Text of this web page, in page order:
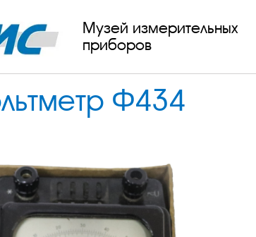
Музей измерительных
приборов
Ф434